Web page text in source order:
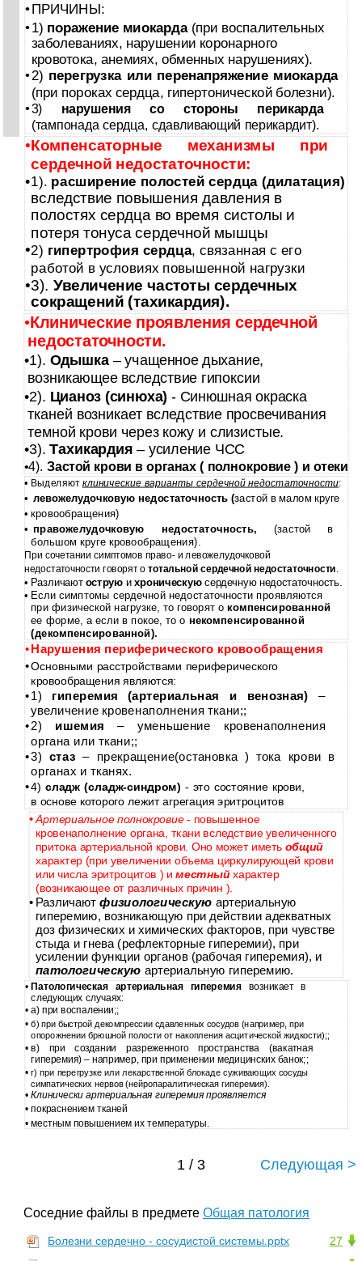
• ПРИЧИНЫ:
•1) поражение миокарда (при воспалительных
заболеваниях, нарушении коронарного
кровотока, анемиях, обменных нарушениях).
•2) перегрузка или перенапряжение миокарда
(при пороках сердца, гипертонической болезни).
•3) нарушения со стороны перикарда
(тампонада сердца, сдавливающий перикардит).
•Компенсаторные механизмы при
сердечной недостаточности:
•1). расширение полостей сердца (дилатация)
вследствие повышения давления в
полостях сердца во время систолы и
потеря тонуса сердечной мышцы
•2) гипертрофия сердца, связанная с его
работой в условиях повышенной нагрузки
•3). Увеличение частоты сердечных
сокращений (тахикардия).
•Клинические проявления сердечной
недостаточности.
•1). Одышка – учащенное дыхание,
возникающее вследствие гипоксии
•2). Цианоз (синюха)- Синюшная окраска
тканей возникает вследствие просвечивания
темной крови через кожу и слизистые.
•3).Тахикардия– усиление ЧСС
•4).Застой крови в органах ( полнокровие ) и отеки
• Выделяют клинические варианты сердечной недостаточности:
• левожелудочковую недостаточность (застой в малом круге
• кровообращения)
• правожелудочковую недостаточность, (застой в
большом круге кровообращения).
При сочетании симптомов право- и левожелудочковой
недостаточности говорят ототальной сердечной недостаточности.
• Различают острую ихроническуюсердечную недостаточность.
• Если симптомы сердечной недостаточности проявляются
при физической нагрузке, то говорят окомпенсированной
ее форме, а если в покое, то о некомпенсированной
(декомпенсированной).
• Нарушения периферического кровообращения
•Основными расстройствами периферического
кровообращения являются:
•1) гиперемия (артериальная и венозная) –
увеличение кровенаполнения ткани;;
•2) ишемия– уменьшение кровенаполнения
органа или ткани;;
•3) стаз– прекращение(остановка ) тока крови в
органах и тканях.
•4)сладж(сладж-синдром) - это состояние крови,
в основе которого лежит агрегация эритроцитов
•Артериальное полнокровие- повышенное
кровенаполнение органа, ткани вследствие увеличенного
притока артериальной крови. Оно может иметь общий
характер (при увеличении объема циркулирующей крови
или числа эритроцитов ) иместныйхарактер
(возникающее от различных причин ).
• Различаютфизиологическую артериальную
гиперемию, возникающую при действии адекватных
доз физических и химических факторов, при чувстве
стыда и гнева (рефлекторные гиперемии), при
усилении функции органов (рабочая гиперемия), и
патологическую артериальную гиперемию.
• Патологическая артериальная гиперемия возникает в
следующих случаях:
• а) при воспалении;;
• б) при быстрой декомпрессии сдавленных сосудов (например, при
опорожнении брюшной полости от накопления асцитической жидкости);;
• в) при создании разреженного пространства (вакатная
гиперемия) – например, при применении медицинских банок;;
• г) при перегрузке или лекарственной блокаде суживающих сосуды
симпатических нервов (нейропаралитическая гиперемия).
• Клинически артериальная гиперемия проявляется
• покраснением тканей
• местным повышением их температуры.
1 / 3 Следующая >
Соседние файлы в предмете Общая патология
27
Болезни сердечно - сосудистой системы.pptx